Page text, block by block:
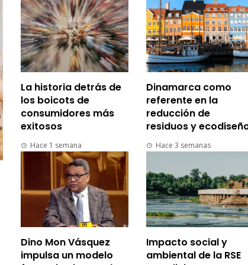
La historia detrás de
los boicots de
consumidores más
exitosos
Hace 1 semana
Dinamarca como
referente en la
reducción de
residuos y
Hace 3 semanas
Dino Mon Vásquez
impulsa un modelo
Impacto social y
ambiental de la RSE